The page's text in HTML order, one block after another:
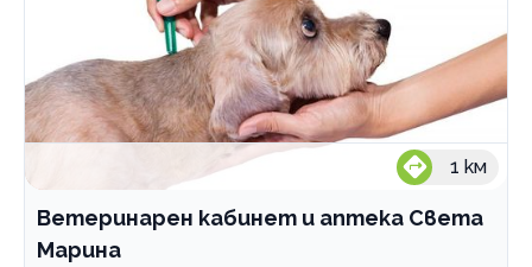
1 км
Ветеринарен кабинет и аптека Света
Марина